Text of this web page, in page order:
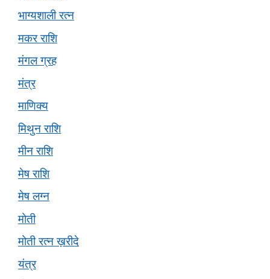
भाग्यशाली रत्न
मकर राशि
मंगल ग्रह
मंत्र
माणिक्य
मिथुन राशि
मीन राशि
मेष राशि
मेष लग्न
मोती
मोती रत्न ख़रीदे
यंत्र